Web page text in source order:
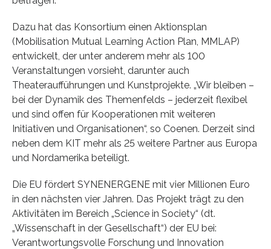
Dazu hat das Konsortium einen Aktionsplan
(Mobilisation Mutual Learning Action Plan, MMLAP)
entwickelt, der unter anderem mehr als 100
Veranstaltungen vorsieht, darunter auch
Theateraufführungen und Kunstprojekte. „Wir bleiben –
bei der Dynamik des Themenfelds – jederzeit flexibel
und sind offen für Kooperationen mit weiteren
Initiativen und Organisationen“, so Coenen. Derzeit sind
neben dem KIT mehr als 25 weitere Partner aus Europa
und Nordamerika beteiligt.
Die EU fördert SYNENERGENE mit vier Millionen Euro
in den nächsten vier Jahren. Das Projekt trägt zu den
Aktivitäten im Bereich „Science in Society“ (dt.
„Wissenschaft in der Gesellschaft“) der EU bei:
Verantwortungsvolle Forschung und Innovation